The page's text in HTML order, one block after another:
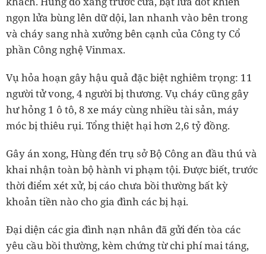
ngọn lửa bùng lên dữ dội, lan nhanh vào bên trong
và cháy sang nhà xưởng bên cạnh của Công ty Cổ
phần Công nghệ Vinmax.
Vụ hỏa hoạn gây hậu quả đặc biệt nghiêm trọng: 11
người tử vong, 4 người bị thương. Vụ cháy cũng gây
hư hỏng 1 ô tô, 8 xe máy cùng nhiều tài sản, máy
móc bị thiêu rụi. Tổng thiệt hại hơn 2,6 tỷ đồng.
Gây án xong, Hùng đến trụ sở Bộ Công an đầu thú và
khai nhận toàn bộ hành vi phạm tội. Được biết, trước
thời điểm xét xử, bị cáo chưa bồi thường bất kỳ
khoản tiền nào cho gia đình các bị hại.
Đại diện các gia đình nạn nhân đã gửi đến tòa các
yêu cầu bồi thường, kèm chứng từ chi phí mai táng,